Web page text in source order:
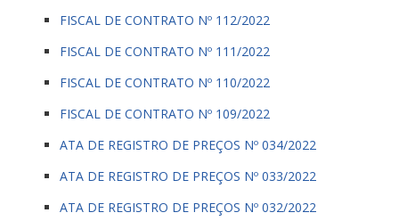
FISCAL DE CONTRATO Nº 112/2022
FISCAL DE CONTRATO Nº 111/2022
FISCAL DE CONTRATO Nº 110/2022
FISCAL DE CONTRATO Nº 109/2022
ATA DE REGISTRO DE PREÇOS Nº 034/2022
ATA DE REGISTRO DE PREÇOS Nº 033/2022
ATA DE REGISTRO DE PREÇOS Nº 032/2022